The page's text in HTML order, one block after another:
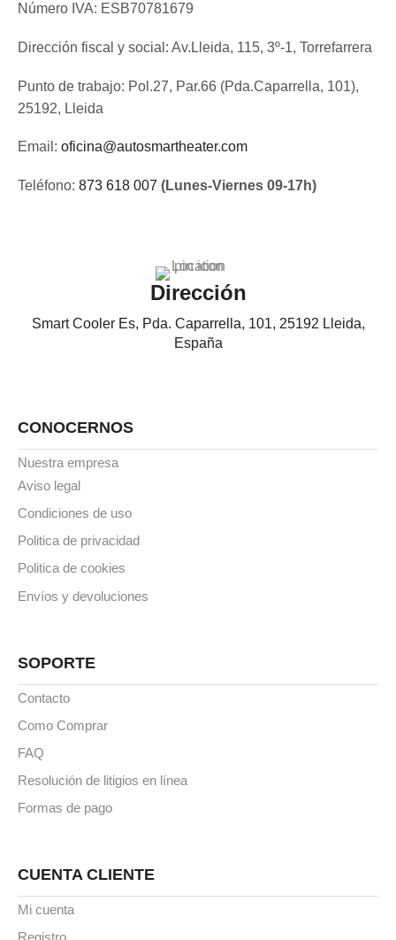
Número IVA: ESB70781679
Dirección fiscal y social: Av.Lleida, 115, 3º-1, Torrefarrera
Punto de trabajo: Pol.27, Par.66 (Pda.Caparrella, 101),
25192, Lleida
Email: oficina@autosmartheater.com
Teléfono: 873 618 007 (Lunes-Viernes 09-17h)
Dirección
Smart Cooler Es, Pda. Caparrella, 101, 25192 Lleida,
España
CONOCERNOS
Nuestra empresa
Aviso legal
Condiciones de uso
Politica de privacidad
Politica de cookies
Envíos y devoluciones
SOPORTE
Contacto
Como Comprar
FAQ
Resolución de litigios en línea
Formas de pago
CUENTA CLIENTE
Mi cuenta